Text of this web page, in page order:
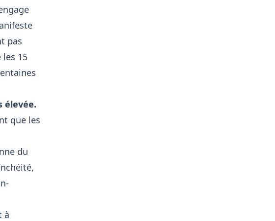
pas
les 15
élevée.
que les
du
à